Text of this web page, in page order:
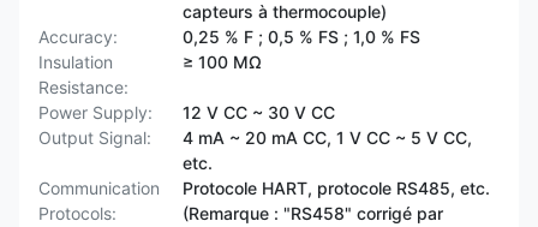
capteurs à thermocouple)
Accuracy:
0,25 % F ; 0,5 % FS ; 1,0 % FS
Insulation
Resistance:
≥ 100 MΩ
Power Supply:
12 V CC ~ 30 V CC
Output Signal:
4 mA ~ 20 mA CC, 1 V CC ~ 5 V CC,
etc.
Communication
Protocols:
Protocole HART, protocole RS485, etc.
(Remarque : "RS458" corrigé par